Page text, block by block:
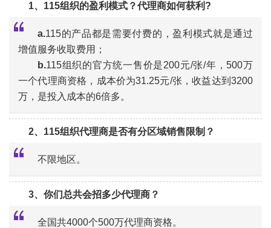
« »
1、115组织的盈利模式？代理商如何获利?
a.115的产品都是需要付费的，盈利模式就是通过
增值服务收取费用；
b.115组织的官方统一售价是200元/张/年，500万
一个代理商资格，成本价为31.25元/张，收益达到3200
万，是投入成本的6倍多。
2、115组织代理商是否有分区域销售限制？
不限地区。
3、你们总共会招多少代理商？
全国共4000个500万代理商资格。